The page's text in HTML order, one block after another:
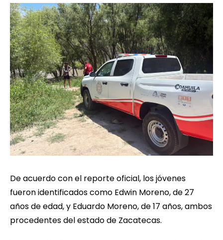
De acuerdo con el reporte oficial, los jóvenes
fueron identificados como Edwin Moreno, de 27
años de edad, y Eduardo Moreno, de 17 años, ambos
procedentes del estado de Zacatecas.